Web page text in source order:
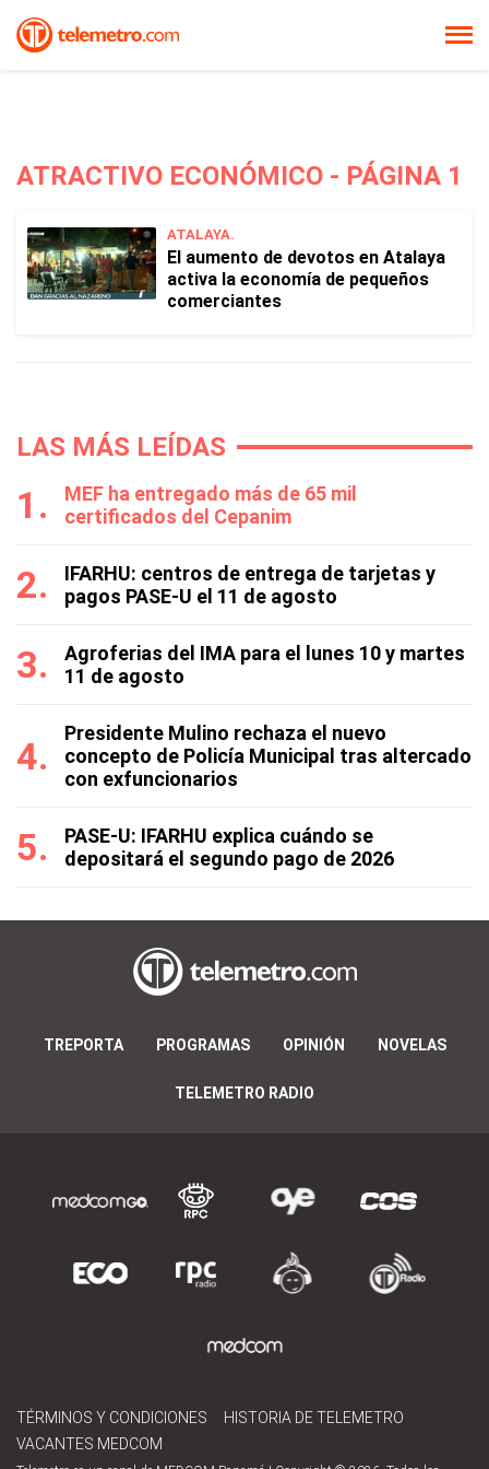
ATRACTIVO ECONÓMICO - PÁGINA 1
ATALAYA.
El aumento de devotos en Atalaya
activa la economía de pequeños
comerciantes
LAS MÁS LEÍDAS
MEF ha entregado más de 65 mil
certificados del Cepanim
IFARHU: centros de entrega de tarjetas y
pagos PASE-U el 11 de agosto
Agroferias del IMA para el lunes 10 y martes
11 de agosto
Presidente Mulino rechaza el nuevo
concepto de Policía Municipal tras altercado
con exfuncionarios
PASE-U: IFARHU explica cuándo se
depositará el segundo pago de 2026
TREPORTA PROGRAMAS OPINIÓN NOVELAS
TELEMETRO RADIO
TÉRMINOS Y CONDICIONES
HISTORIA DE TELEMETRO
VACANTES MEDCOM